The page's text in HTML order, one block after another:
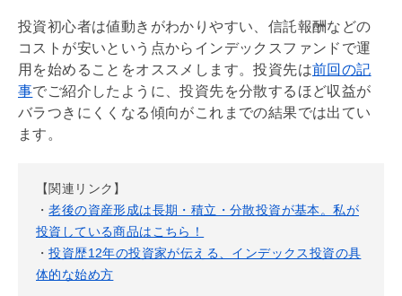
投資初心者は値動きがわかりやすい、信託報酬などの
コストが安いという点からインデックスファンドで運
用を始めることをオススメします。投資先は前回の記
事でご紹介したように、投資先を分散するほど収益が
バラつきにくくなる傾向がこれまでの結果では出てい
ます。
【関連リンク】
・老後の資産形成は長期・積立・分散投資が基本。私が
投資している商品はこちら！
・投資歴12年の投資家が伝える、インデックス投資の具
体的な始め方